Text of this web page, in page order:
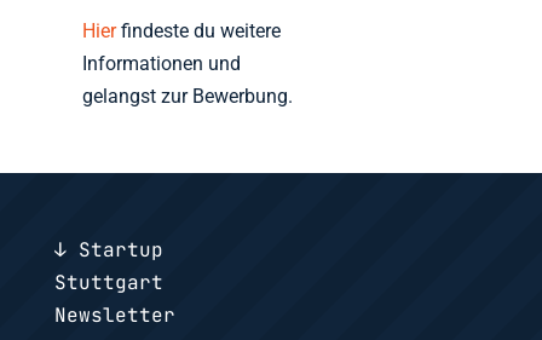
Hierfindeste du weitere
Informationen und
gelangst zur Bewerbung.
↓ Startup
Stuttgart
Newsletter